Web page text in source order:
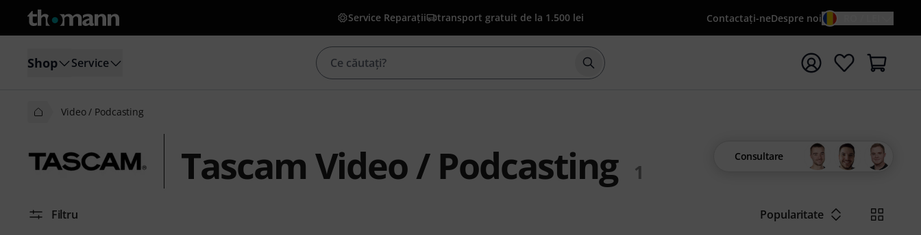
Service Reparații transport gratuit de la 1.500 lei Contactaţi-neDespre noi
Shop Service Începeți căutarea cu termenul de căutare {searchTerm}
Video / Podcasting
Tascam Video / Podcasting 1
Consultare
Filtru Popularitate